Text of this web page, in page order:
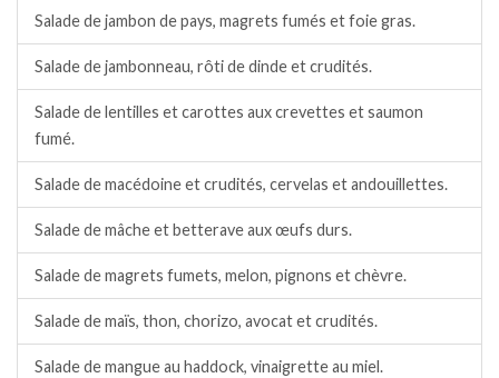
Salade de jambon de pays, magrets fumés et foie gras.
Salade de jambonneau, rôti de dinde et crudités.
Salade de lentilles et carottes aux crevettes et saumon
fumé.
Salade de macédoine et crudités, cervelas et andouillettes.
Salade de mâche et betterave aux œufs durs.
Salade de magrets fumets, melon, pignons et chèvre.
Salade de maïs, thon, chorizo, avocat et crudités.
Salade de mangue au haddock, vinaigrette au miel.